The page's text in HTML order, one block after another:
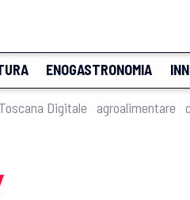
ENOGASTRONOMIA
Toscana Digitale agroalimentare